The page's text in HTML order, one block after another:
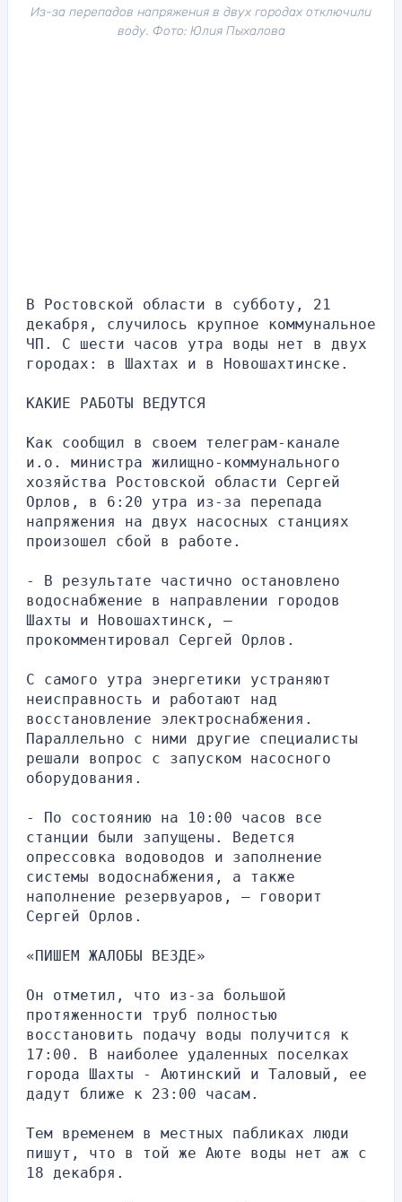
Из-за перепадов напряжения в двух городах отключили
воду. Фото: Юлия Пыхалова
В Ростовской области в субботу, 21
декабря, случилось крупное коммунальное
ЧП. С шести часов утра воды нет в двух
городах: в Шахтах и в Новошахтинске.
КАКИЕ РАБОТЫ ВЕДУТСЯ
Как сообщил в своем телеграм-канале
и.о. министра жилищно-коммунального
хозяйства Ростовской области Сергей
Орлов, в 6:20 утра из-за перепада
напряжения на двух насосных станциях
произошел сбой в работе.
- В результате частично остановлено
водоснабжение в направлении городов
Шахты и Новошахтинск, —
прокомментировал Сергей Орлов.
С самого утра энергетики устраняют
неисправность и работают над
восстановление электроснабжения.
Параллельно с ними другие специалисты
решали вопрос с запуском насосного
оборудования.
- По состоянию на 10:00 часов все
станции были запущены. Ведется
опрессовка водоводов и заполнение
системы водоснабжения, а также
наполнение резервуаров, — говорит
Сергей Орлов.
«ПИШЕМ ЖАЛОБЫ ВЕЗДЕ»
Он отметил, что из-за большой
протяженности труб полностью
восстановить подачу воды получится к
17:00. В наиболее удаленных поселках
города Шахты - Аютинский и Таловый, ее
дадут ближе к 23:00 часам.
Тем временем в местных пабликах люди
пишут, что в той же Аюте воды нет аж с
18 декабря.